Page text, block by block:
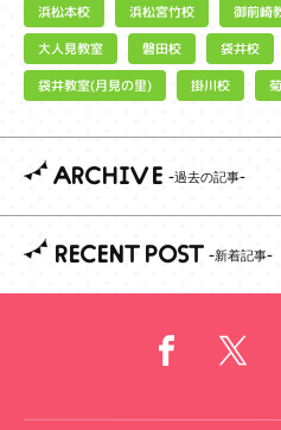
浜松本校 浜松宮竹校 御前崎
大人見教室 磐田校 袋井校
袋井教室(月見の里) 掛川校
ARCHIVE
RECENT POST